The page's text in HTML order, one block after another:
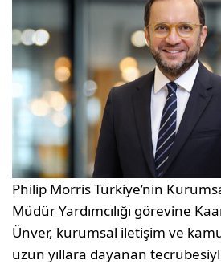
Philip Morris Türkiye’nin
Müdür Yardımcılığı görevine
Ünver, kurumsal iletişim ve
uzun yıllara dayanan